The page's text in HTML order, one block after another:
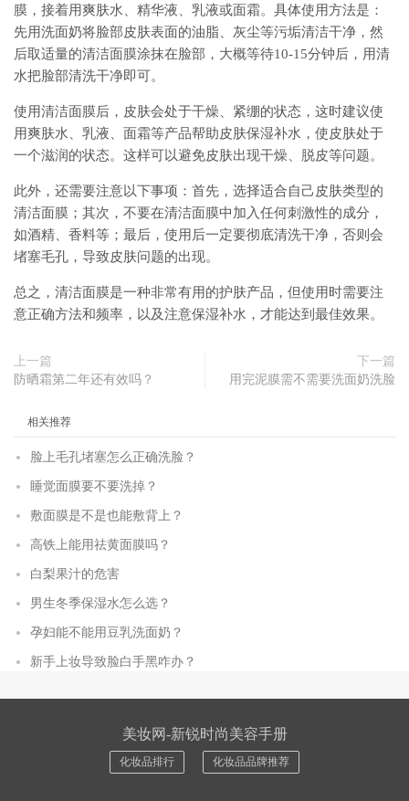
膜，接着用爽肤水、精华液、乳液或面霜。具体使用方法是：
先用洗面奶将脸部皮肤表面的油脂、灰尘等污垢清洁干净，然
后取适量的清洁面膜涂抹在脸部，大概等待10-15分钟后，用清
水把脸部清洗干净即可。
使用清洁面膜后，皮肤会处于干燥、紧绷的状态，这时建议使
用爽肤水、乳液、面霜等产品帮助皮肤保湿补水，使皮肤处于
一个滋润的状态。这样可以避免皮肤出现干燥、脱皮等问题。
此外，还需要注意以下事项：首先，选择适合自己皮肤类型的
清洁面膜；其次，不要在清洁面膜中加入任何刺激性的成分，
如酒精、香料等；最后，使用后一定要彻底清洗干净，否则会
堵塞毛孔，导致皮肤问题的出现。
总之，清洁面膜是一种非常有用的护肤产品，但使用时需要注
意正确方法和频率，以及注意保湿补水，才能达到最佳效果。
上一篇
防晒霜第二年还有效吗？
下一篇
用完泥膜需不需要洗面奶洗脸
相关推荐
脸上毛孔堵塞怎么正确洗脸？
睡觉面膜要不要洗掉？
敷面膜是不是也能敷背上？
高铁上能用祛黄面膜吗？
白梨果汁的危害
男生冬季保湿水怎么选？
孕妇能不能用豆乳洗面奶？
新手上妆导致脸白手黑咋办？
美妆网-新锐时尚美容手册
化妆品排行 化妆品品牌推荐